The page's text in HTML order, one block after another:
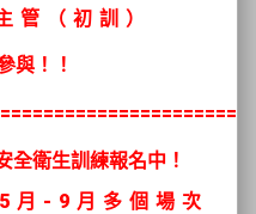
管（初訓）
與！！
全衛生訓練報名中！
月 -9月多個場次